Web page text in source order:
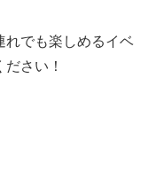
れでも楽しめるイベ
さい！